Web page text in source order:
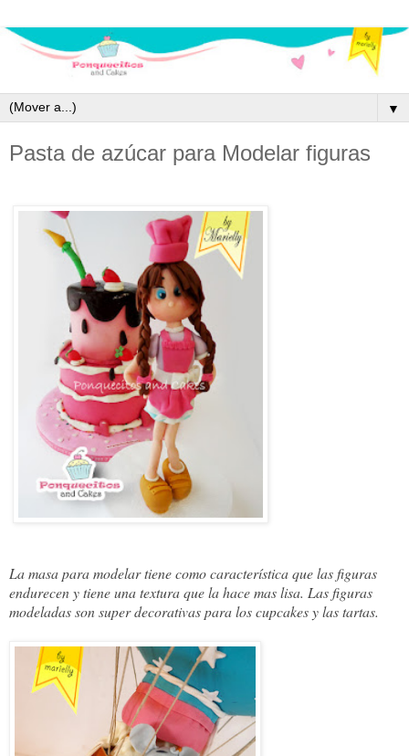
▼
Pasta de azúcar para Modelar figuras
La masa para modelar tiene como característica que las figuras
endurecen y tiene una textura que la hace mas lisa. Las figuras
modeladas son super decorativas para los cupcakes y las tartas.